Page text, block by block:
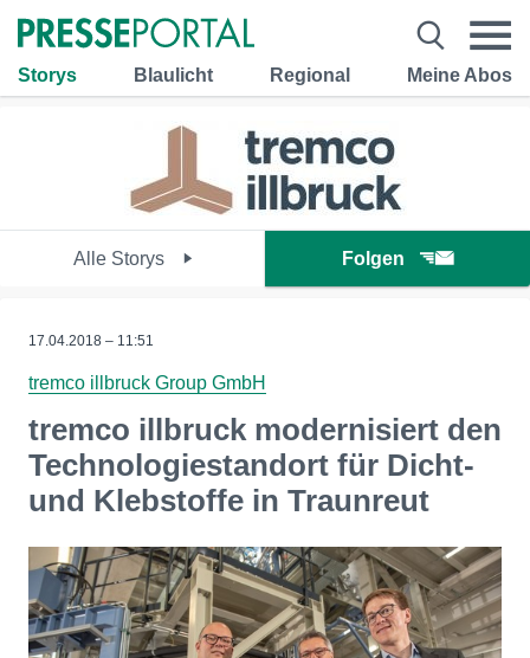
Storys Blaulicht Regional Meine Abos
Alle Storys Folgen
17.04.2018 – 11:51
tremco illbruck Group GmbH
tremco illbruck modernisiert den
Technologiestandort für Dicht-
und Klebstoffe in Traunreut